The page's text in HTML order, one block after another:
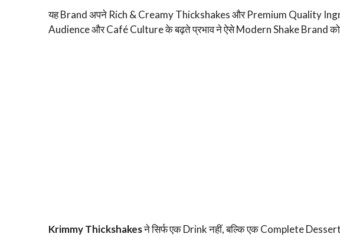
यह Brand अपने Rich & Creamy Thickshakes और Premium Quality
Audience और Café Culture के बढ़ते प्रभाव ने ऐसे Modern Shake Brand को
Krimmy Thickshakesने सिर्फ एक Drink नहीं, बल्कि एक Complete